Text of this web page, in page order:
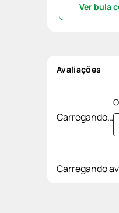
Ver bula
Avaliações
Carregando…
Carregando